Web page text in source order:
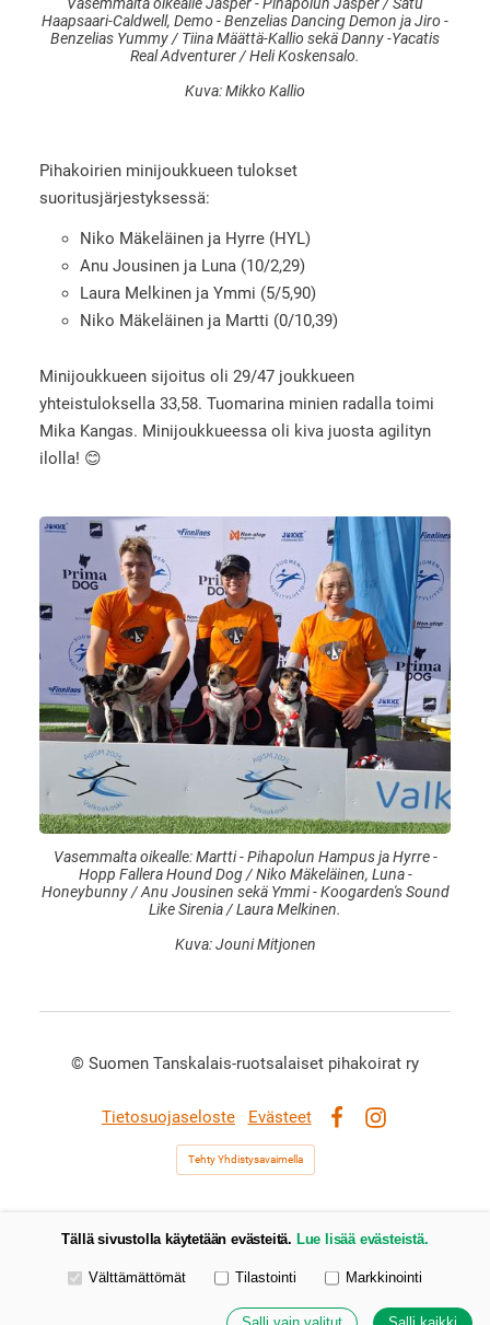
Haapsaari-Caldwell, Demo - Benzelias Dancing Demon ja Jiro -
Benzelias Yummy / Tiina Määttä-Kallio sekä Danny -Yacatis
Real Adventurer / Heli Koskensalo.
Kuva: Mikko Kallio
Pihakoirien minijoukkueen tulokset
suoritusjärjestyksessä:
Niko Mäkeläinen ja Hyrre (HYL)
Anu Jousinen ja Luna (10/2,29)
Laura Melkinen ja Ymmi (5/5,90)
Niko Mäkeläinen ja Martti (0/10,39)
Minijoukkueen sijoitus oli 29/47 joukkueen
yhteistuloksella 33,58. Tuomarina minien radalla toimi
Mika Kangas. Minijoukkueessa oli kiva juosta agilityn
ilolla! 😊
Vasemmalta oikealle: Martti - Pihapolun Hampus ja Hyrre -
Hopp Fallera Hound Dog / Niko Mäkeläinen, Luna -
Honeybunny / Anu Jousinen sekä Ymmi - Koogarden's Sound
Like Sirenia / Laura Melkinen.
Kuva: Jouni Mitjonen
© Suomen Tanskalais-ruotsalaiset pihakoirat ry
Tietosuojaseloste
Evästeet
Tehty Yhdistysavaimella
Tällä sivustolla käytetään evästeitä. Lue lisää evästeistä.
Valitse käytettävät evästeet
Välttämättömät Tilastointi Markkinointi